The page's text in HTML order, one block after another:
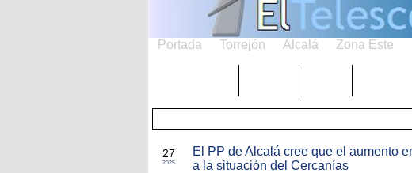
Portada Torrejón Alcalá Zona Este
27
2025
El PP de Alcalá cree que el aumento
a la situación del Cercanías